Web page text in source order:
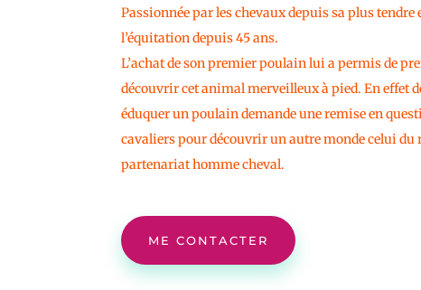
Passionnée par les chevaux depuis sa plus
l’équitation depuis 45 ans.
L’achat de son premier poulain lui a permis de
découvrir cet animal merveilleux à pied. En effet
éduquer un poulain demande une remise en
cavaliers pour découvrir un autre monde celui du
partenariat homme cheval.
ME CONTACTER